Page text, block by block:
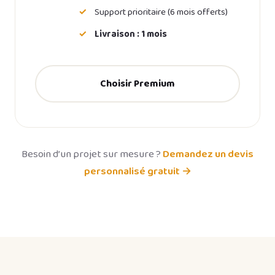
Support prioritaire (6 mois offerts)
Livraison : 1 mois
Choisir Premium
Besoin d’un projet sur mesure ?Demandez un devis
personnalisé gratuit →